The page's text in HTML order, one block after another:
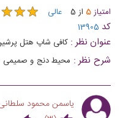
امتیاز5 از 5 عالی ★★★
★★★
کد 13905
عنوان نظر : کافی شاپ هتل
شرح نظر : محیط دنج و صمیمی
انتخاب برای دورهمی ها در
یاسمن محمود